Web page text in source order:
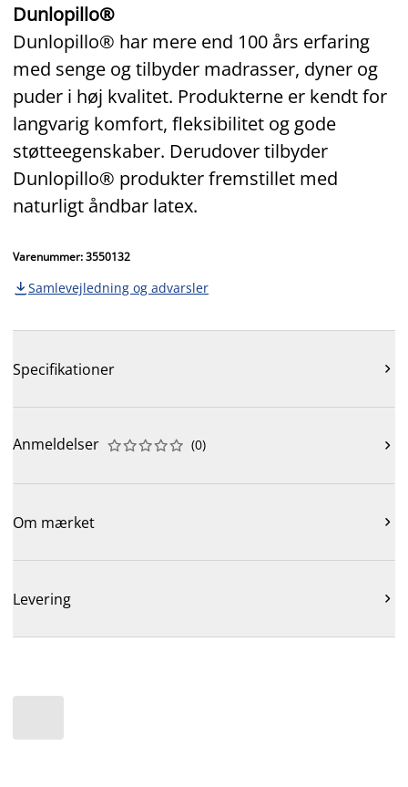
Dunlopillo®
Dunlopillo® har mere end 100 års erfaring
med senge og tilbyder madrasser, dyner og
puder i høj kvalitet. Produkterne er kendt for
langvarig komfort, fleksibilitet og gode
støtteegenskaber. Derudover tilbyder
Dunlopillo® produkter fremstillet med
naturligt åndbar latex.
Varenummer: 3550132
 Samlevejledning og advarsler
Specifikationer 
Anmeldelser 




 (0) 
Om mærket 
Levering 